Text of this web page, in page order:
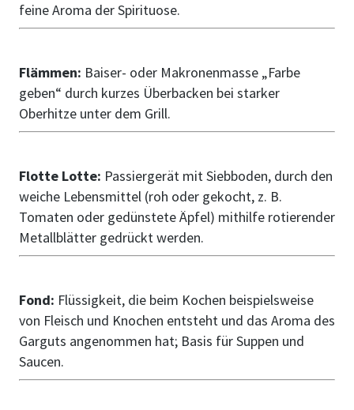
feine Aroma der Spirituose.
Flämmen: Baiser- oder Makronenmasse „Farbe
geben“ durch kurzes Überbacken bei starker
Oberhitze unter dem Grill.
Flotte Lotte: Passiergerät mit Siebboden, durch den
weiche Lebensmittel (roh oder gekocht, z. B.
Tomaten oder gedünstete Äpfel) mithilfe rotierender
Metallblätter gedrückt werden.
Fond: Flüssigkeit, die beim Kochen beispielsweise
von Fleisch und Knochen entsteht und das Aroma des
Garguts angenommen hat; Basis für Suppen und
Saucen.